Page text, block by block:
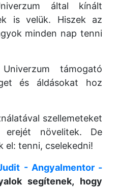
által kínált
is velük. Hiszek az
minden nap tenni
támogató
és áldásokat hoz
szellemeteket
növelitek. De
el: tenni, cselekedni!
- Angyalmentor -
segítenek, hogy